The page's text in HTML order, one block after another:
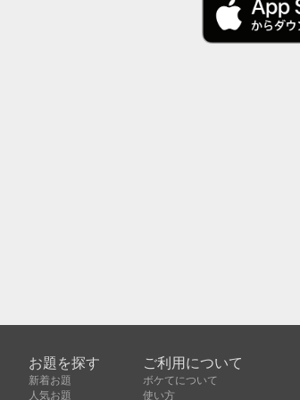
お題を探す
新着お題
人気お題
ご利用について
ボケてについて
使い方